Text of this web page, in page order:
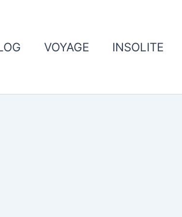
VOYAGE INSOLITE